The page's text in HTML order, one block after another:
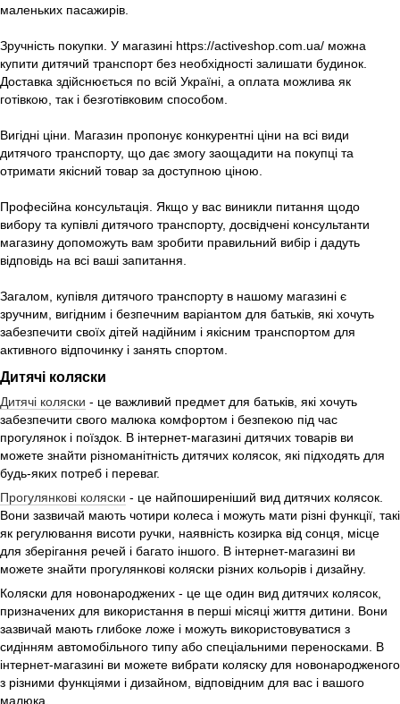
маленьких пасажирів.
Зручність покупки. У магазині https://activeshop.com.ua/ можна
купити дитячий транспорт без необхідності залишати будинок.
Доставка здійснюється по всій Україні, а оплата можлива як
готівкою, так і безготівковим способом.
Вигідні ціни. Магазин пропонує конкурентні ціни на всі види
дитячого транспорту, що дає змогу заощадити на покупці та
отримати якісний товар за доступною ціною.
Професійна консультація. Якщо у вас виникли питання щодо
вибору та купівлі дитячого транспорту, досвідчені консультанти
магазину допоможуть вам зробити правильний вибір і дадуть
відповідь на всі ваші запитання.
Загалом, купівля дитячого транспорту в нашому магазині є
зручним, вигідним і безпечним варіантом для батьків, які хочуть
забезпечити своїх дітей надійним і якісним транспортом для
активного відпочинку і занять спортом.
Дитячі коляски
Дитячі коляски - це важливий предмет для батьків, які хочуть
забезпечити свого малюка комфортом і безпекою під час
прогулянок і поїздок. В інтернет-магазині дитячих товарів ви
можете знайти різноманітність дитячих колясок, які підходять для
будь-яких потреб і переваг.
Прогулянкові коляски - це найпоширеніший вид дитячих колясок.
Вони зазвичай мають чотири колеса і можуть мати різні функції, такі
як регулювання висоти ручки, наявність козирка від сонця, місце
для зберігання речей і багато іншого. В інтернет-магазині ви
можете знайти прогулянкові коляски різних кольорів і дизайну.
Коляски для новонароджених - це ще один вид дитячих колясок,
призначених для використання в перші місяці життя дитини. Вони
зазвичай мають глибоке ложе і можуть використовуватися з
сидінням автомобільного типу або спеціальними переносками. В
інтернет-магазині ви можете вибрати коляску для новонародженого
з різними функціями і дизайном, відповідним для вас і вашого
малюка.